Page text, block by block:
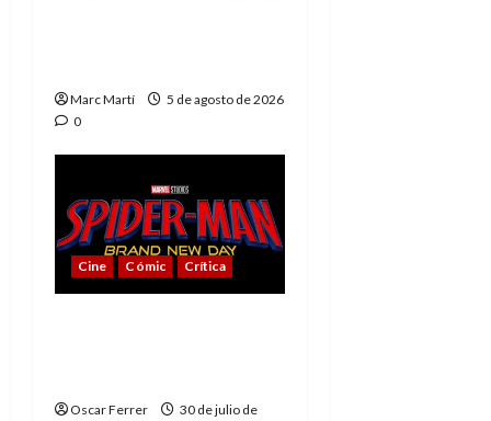
Marc Martí
5 de agosto de 2026
0
Cine Cómic Crítica
Oscar Ferrer 30 de julio de